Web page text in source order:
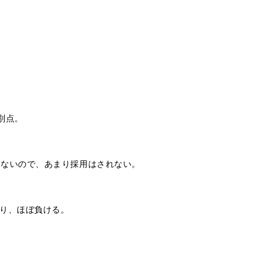
。
いので、あまり採用はされない。
、ほぼ負ける。